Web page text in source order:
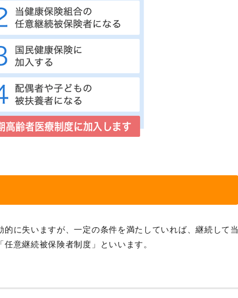
に失いますが、一定の条件を満たしていれば、継続して当
意継続被保険者制度」といいます。